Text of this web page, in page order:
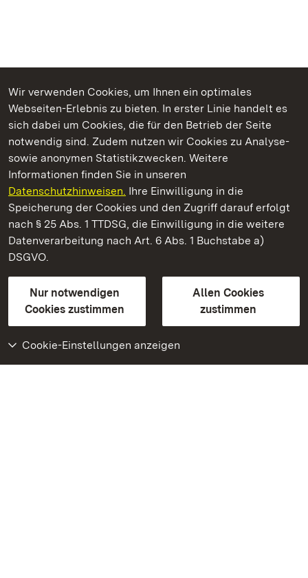
Wir verwenden Cookies, um Ihnen ein optimales
Webseiten-Erlebnis zu bieten. In erster Linie handelt es
sich dabei um Cookies, die für den Betrieb der Seite
notwendig sind. Zudem nutzen wir Cookies zu Analyse-
sowie anonymen Statistikzwecken. Weitere
Informationen finden Sie in unseren
Datenschutzhinweisen. Ihre Einwilligung in die
Speicherung der Cookies und den Zugriff darauf erfolgt
nach § 25 Abs. 1 TTDSG, die Einwilligung in die weitere
Datenverarbeitung nach Art. 6 Abs. 1 Buchstabe a)
DSGVO.
Nur notwendigen
Cookies zustimmen
Allen Cookies
zustimmen
Cookie-Einstellungen anzeigen
Kommen. Staunen. Genießen.
Staatliche Schlösser und Gärten Baden‑Württemberg
Staatliche Schlösser und Gärten Baden-Württemberg
Kontakt
GebärdenspracheLeichte Sprache
Erklärung zur Barrierefreiheit
BITV-konform (geprüfte Seiten)
Weiteres